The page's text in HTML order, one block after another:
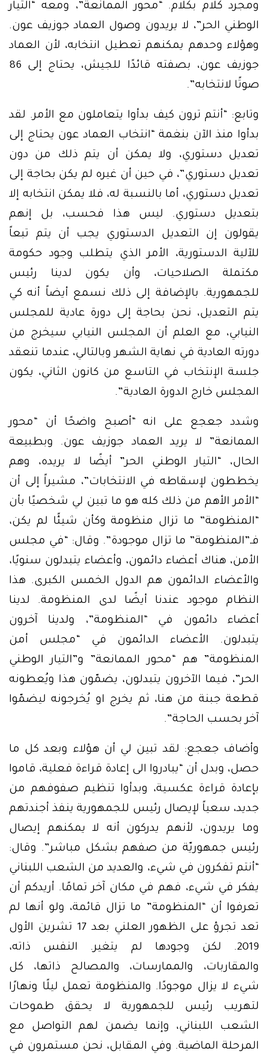
ومجرد كلام بكلام. “محور الممانعة”، ومعه “التيار
الوطني الحر”، لا يريدون وصول العماد جوزيف عون.
وهؤلاء وحدهم يمكنهم تعطيل انتخابه، لأن العماد
جوزيف عون، بصفته قائدًا للجيش، يحتاج إلى 86
صوتًا لانتخابه”.
وتابع: “أنتم ترون كيف بدأوا يتعاملون مع الأمر. لقد
بدأوا منذ الآن بنغمة “انتخاب العماد عون يحتاج إلى
تعديل دستوري، ولا يمكن أن يتم ذلك من دون
تعديل دستوري”، في حين أن غيره لم يكن بحاجة إلى
تعديل دستوري، أما بالنسبة له، فلا يمكن انتخابه إلا
بتعديل دستوري. ليس هذا فحسب، بل إنهم
يقولون إن التعديل الدستوري يجب أن يتم تبعاً
للآلية الدستورية، الأمر الذي يتطلب وجود حكومة
مكتملة الصلاحيات، وأن يكون لدينا رئيس
للجمهورية. بالإضافة إلى ذلك نسمع أيضاً أنه كي
يتم التعديل، نحن بحاجة إلى دورة عادية للمجلس
النيابي، مع العلم أن المجلس النيابي سيخرج من
دورته العادية في نهاية الشهر وبالتالي، عندما تنعقد
جلسة الإنتخاب في التاسع من كانون الثاني، يكون
المجلس خارج الدورة العادية”.
وشدد جعجع على انه “أصبح واضحًا أن “محور
الممانعة” لا يريد العماد جوزيف عون. وبطبيعة
الحال، “التيار الوطني الحر” أيضًا لا يريده، وهم
يخططون لإسقاطه في الانتخابات”، مشيراً إلى أن
“الأمر الأهم من ذلك كله هو ما تبين لي شخصيًا بأن
“المنظومة” ما تزال منظومة وكأن شيئًا لم يكن،
فـ”المنظومة” ما تزال موجودة”. وقال: “في مجلس
الأمن، هناك أعضاء دائمون، وأعضاء يتبدلون سنويًا،
والأعضاء الدائمون هم الدول الخمس الكبرى. هذا
النظام موجود عندنا أيضًا لدى المنظومة. لدينا
أعضاء دائمون في “المنظومة”، ولدينا آخرون
يتبدلون. الأعضاء الدائمون في “مجلس أمن
المنظومة” هم “محور الممانعة” و”التيار الوطني
الحر”، فيما الآخرون يتبدلون، يضمّون هذا ويُعطونه
قطعة جبنة من هنا، ثم يخرج او يُخرجونه ليضمّوا
آخر بحسب الحاجة”.
وأضاف جعجع: لقد تبين لي أن هؤلاء وبعد كل ما
حصل، وبدل أن “يبادروا الى إعادة قراءة فعلية، قاموا
بإعادة قراءة عكسية، وبدأوا تنظيم صفوفهم من
جديد، سعياً لإيصال رئيس للجمهورية ينفذ أجندتهم
وما يريدون، لأنهم يدركون أنه لا يمكنهم إيصال
رئيس جمهوريّة من صفهم بشكل مباشر”. وقال:
“أنتم تفكرون في شيء، والعديد من الشعب اللبناني
يفكر في شيء، فهم في مكان آخر تمامًا. أريدكم أن
تعرفوا أن “المنظومة” ما تزال قائمة، ولو أنها لم
تعد تجرؤ على الظهور العلني بعد 17 تشرين الأول
2019. لكن وجودها لم يتغير. النفس ذاته،
والمقاربات، والممارسات، والمصالح ذاتها، كل
شيء لا يزال موجودًا. والمنظومة تعمل ليلًا ونهارًا
لتهريب رئيس للجمهورية لا يحقق طموحات
الشعب اللبناني، وإنما يضمن لهم التواصل مع
المرحلة الماضية. وفي المقابل، نحن مستمرون في